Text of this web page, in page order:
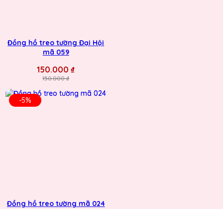
Đồng hồ treo tường Đại Hội
mã 059
150.000 ₫
150.000 ₫
-5%
Đồng hồ treo tường mã 024